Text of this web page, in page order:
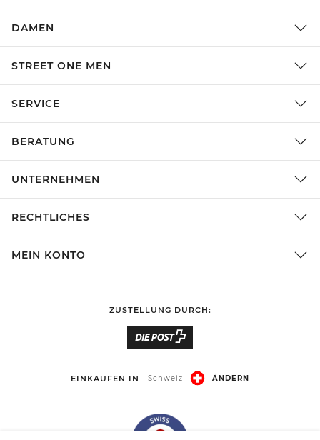
DAMEN
STREET ONE MEN
SERVICE
BERATUNG
UNTERNEHMEN
RECHTLICHES
MEIN KONTO
ZUSTELLUNG DURCH:
EINKAUFEN IN Schweiz ÄNDERN